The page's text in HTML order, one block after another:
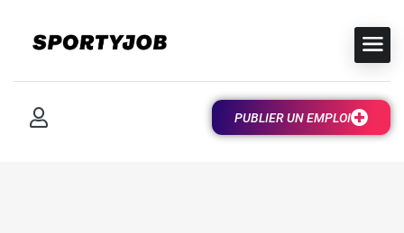
PUBLIER UN EMPLOI